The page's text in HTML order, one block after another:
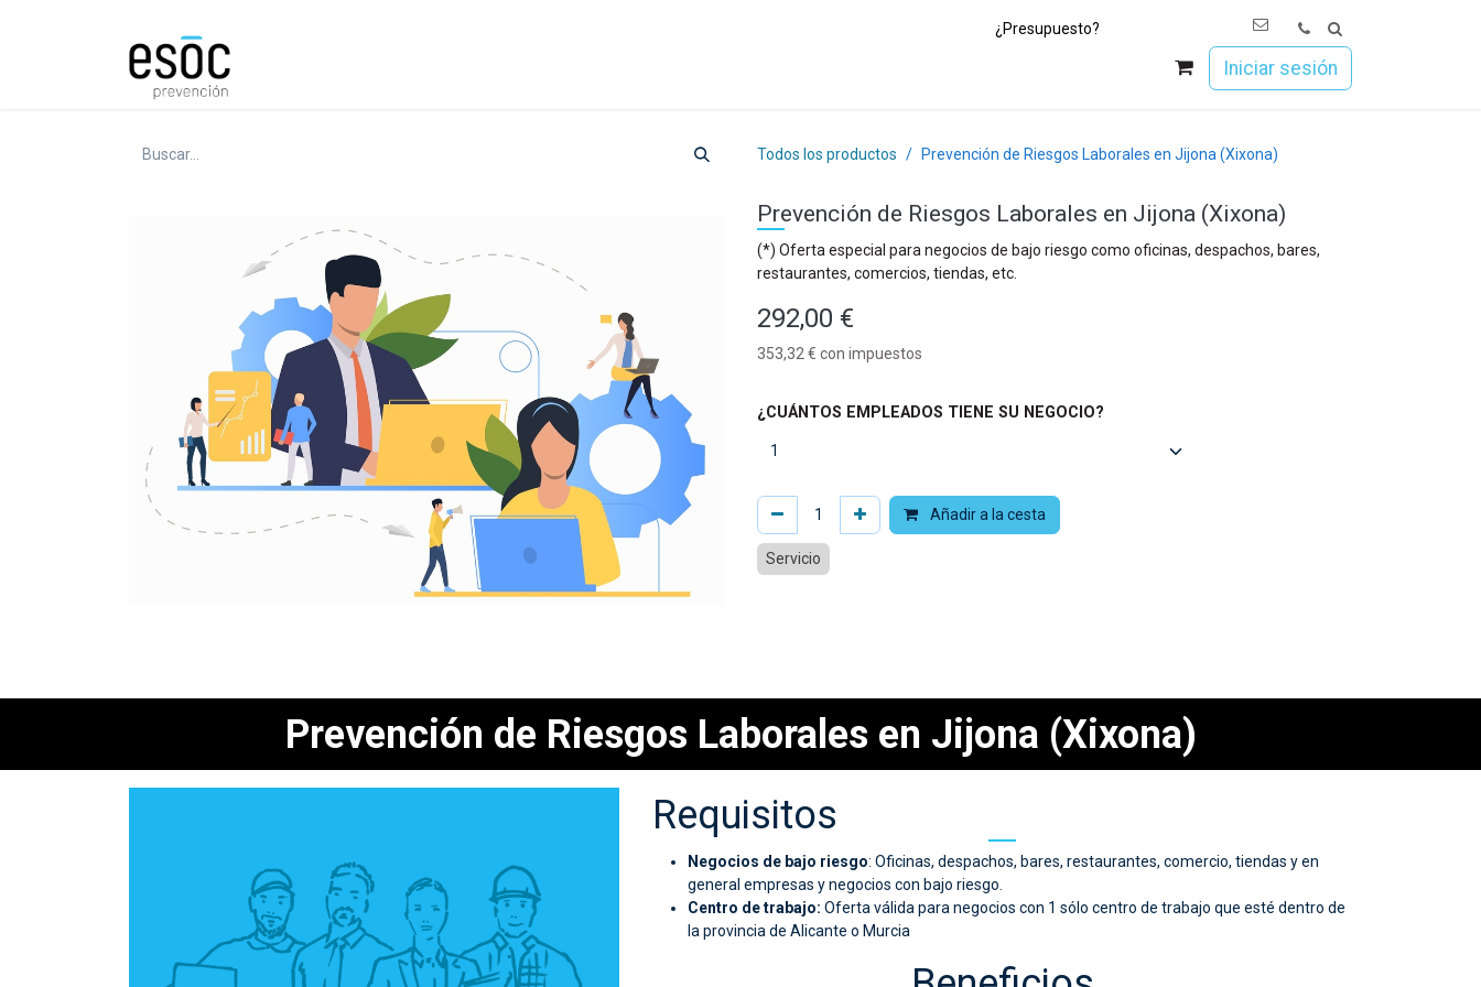
¿Presupuesto?
Iniciar sesión
Todos los productos Prevención de Riesgos Laborales en Jijona (Xixona)
Prevención de Riesgos Laborales en Jijona (Xixona)
(*) Oferta especial para negocios de bajo riesgo como oficinas, despachos, bares,
restaurantes, comercios, tiendas, etc.
292,00 €
353,32 € con impuestos
¿CUÁNTOS EMPLEADOS TIENE SU NEGOCIO?
Añadir a la cesta
Servicio
Prevención de Riesgos Laborales en Jijona (Xixona)
Requisitos
Negocios de bajo riesgo: Oficinas, despachos, bares, restaurantes, comercio, tiendas y en
general empresas y negocios con bajo riesgo.
Centro de trabajo: Oferta válida para negocios con 1 sólo centro de trabajo que esté dentro de
la provincia de Alicante o Murcia